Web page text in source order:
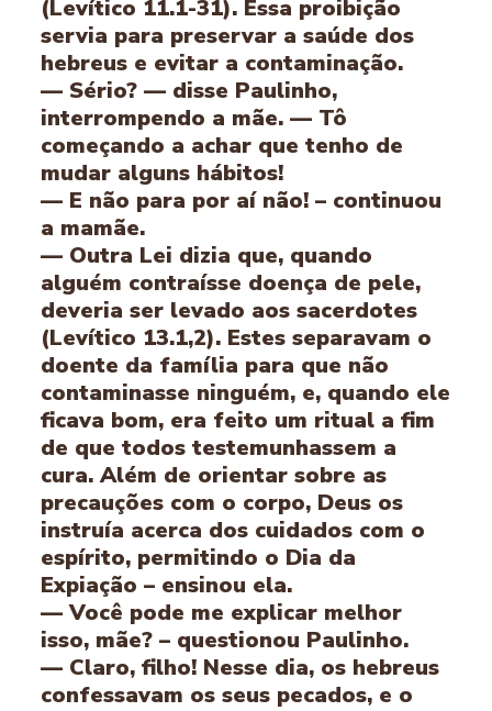
(Levítico 11.1-31). Essa proibição
servia para preservar a saúde dos
hebreus e evitar a contaminação.
— Sério? — disse Paulinho,
interrompendo a mãe. — Tô
começando a achar que tenho de
mudar alguns hábitos!
— E não para por aí não! – continuou
a mamãe.
— Outra Lei dizia que, quando
alguém contraísse doença de pele,
deveria ser levado aos sacerdotes
(Levítico 13.1,2). Estes separavam o
doente da família para que não
contaminasse ninguém, e, quando ele
ficava bom, era feito um ritual a fim
de que todos testemunhassem a
cura. Além de orientar sobre as
precauções com o corpo, Deus os
instruía acerca dos cuidados com o
espírito, permitindo o Dia da
Expiação – ensinou ela.
— Você pode me explicar melhor
isso, mãe? – questionou Paulinho.
— Claro, filho! Nesse dia, os hebreus
confessavam os seus pecados, e o